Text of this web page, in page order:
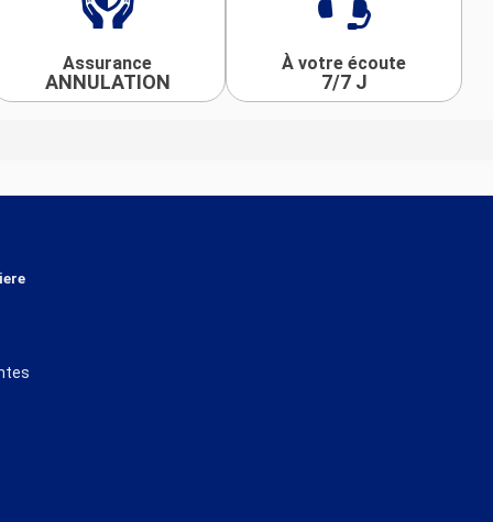
Assurance
ANNULATION
À votre écoute
7/7 J